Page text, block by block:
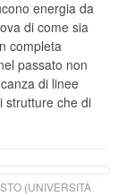
energia da
di come sia
completa
passato non
di linee
strutture che di
(UNIVERSITÀ